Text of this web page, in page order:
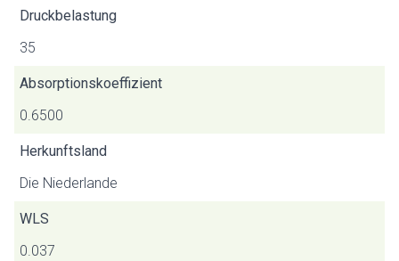
Druckbelastung
35
Absorptionskoeffizient
0.6500
Herkunftsland
Die Niederlande
WLS
0.037